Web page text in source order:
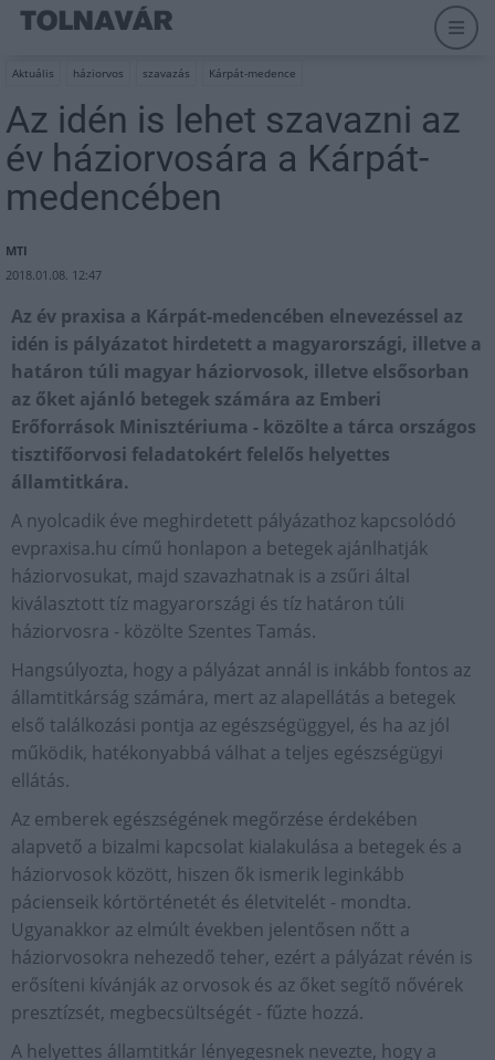
Aktuális háziorvos szavazás Kárpát-medence
Az idén is lehet szavazni az
év háziorvosára a Kárpát-
medencében
MTI
2018.01.08. 12:47
Az év praxisa a Kárpát-medencében elnevezéssel az
idén is pályázatot hirdetett a magyarországi, illetve a
határon túli magyar háziorvosok, illetve elsősorban
az őket ajánló betegek számára az Emberi
Erőforrások Minisztériuma - közölte a tárca országos
tisztifőorvosi feladatokért felelős helyettes
államtitkára.
A nyolcadik éve meghirdetett pályázathoz kapcsolódó
evpraxisa.hu című honlapon a betegek ajánlhatják
háziorvosukat, majd szavazhatnak is a zsűri által
kiválasztott tíz magyarországi és tíz határon túli
háziorvosra - közölte Szentes Tamás.
Hangsúlyozta, hogy a pályázat annál is inkább fontos az
államtitkárság számára, mert az alapellátás a betegek
első találkozási pontja az egészségüggyel, és ha az jól
működik, hatékonyabbá válhat a teljes egészségügyi
ellátás.
Az emberek egészségének megőrzése érdekében
alapvető a bizalmi kapcsolat kialakulása a betegek és a
háziorvosok között, hiszen ők ismerik leginkább
pácienseik kórtörténetét és életvitelét - mondta.
Ugyanakkor az elmúlt években jelentősen nőtt a
háziorvosokra nehezedő teher, ezért a pályázat révén is
erősíteni kívánják az orvosok és az őket segítő nővérek
presztízsét, megbecsültségét - fűzte hozzá.
A helyettes államtitkár lényegesnek nevezte, hogy a